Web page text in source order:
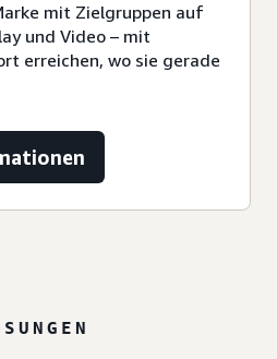
mit Zielgruppen auf
und Video – mit
erreichen, wo sie gerade